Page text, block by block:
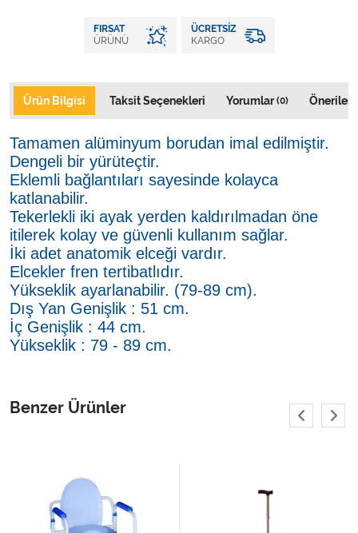
FIRSAT
ÜRÜNÜ
ÜCRETSIZ
KARGO
Ürün Bilgisi Taksit Seçenekleri Yorumlar(0)
Tamamen alüminyum borudan imal edilmiştir.
Dengeli bir yürüteçtir.
Eklemli bağlantıları sayesinde kolayca
katlanabilir.
Tekerlekli iki ayak yerden kaldırılmadan öne
itilerek kolay ve güvenli kullanım sağlar.
İki adet anatomik elceği vardır.
Elcekler fren tertibatlıdır.
Yükseklik ayarlanabilir. (79-89 cm).
Dış Yan Genişlik : 51 cm.
İç Genişlik : 44 cm.
Yükseklik : 79 - 89 cm.
Benzer Ürünler